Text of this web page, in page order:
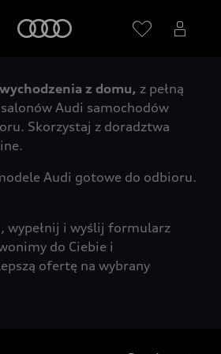
Partnera Audi
z domu, z pełną
Audi samochodów
Skorzystaj z doradztwa
Audi gotowe do odbioru.
wypełnij i wyślij formularz
do Ciebie i
ofertę na wybrany